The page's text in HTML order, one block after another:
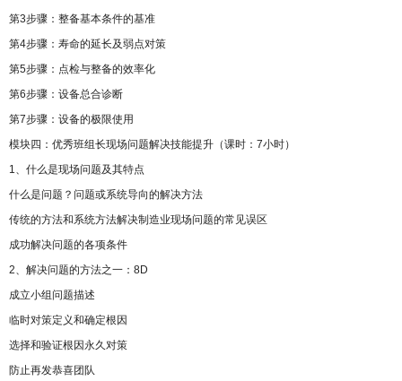
第3步骤：整备基本条件的基准
第4步骤：寿命的延长及弱点对策
第5步骤：点检与整备的效率化
第6步骤：设备总合诊断
第7步骤：设备的极限使用
模块四：优秀班组长现场问题解决技能提升（课时：7小时）
1、什么是现场问题及其特点
什么是问题？问题或系统导向的解决方法
传统的方法和系统方法解决制造业现场问题的常见误区
成功解决问题的各项条件
2、解决问题的方法之一：8D
成立小组问题描述
临时对策定义和确定根因
选择和验证根因永久对策
防止再发恭喜团队